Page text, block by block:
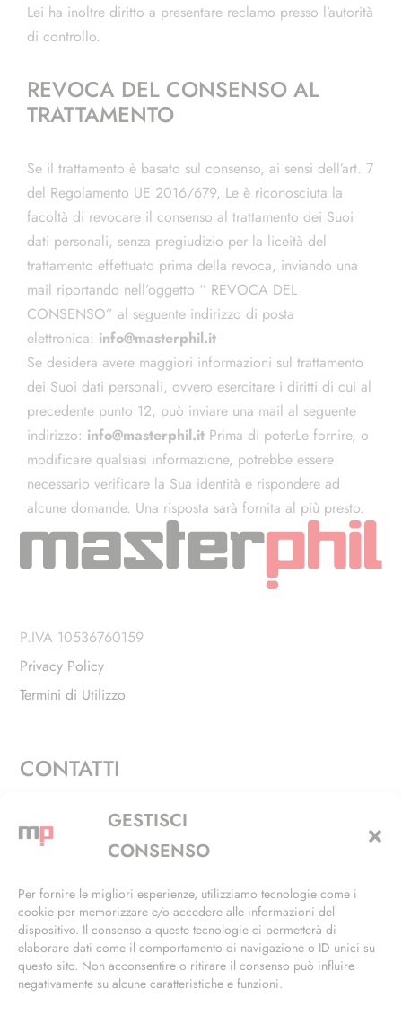
GESTISCI
CONSENSO
Per fornire le migliori esperienze, utilizziamo tecnologie come i
cookie per memorizzare e/o accedere alle informazioni del
dispositivo. Il consenso a queste tecnologie ci permetterà di
elaborare dati come il comportamento di navigazione o ID unici su
questo sito. Non acconsentire o ritirare il consenso può influire
negativamente su alcune caratteristiche e funzioni.
Lei ha inoltre diritto a presentare reclamo presso l’autorità
di controllo.
REVOCA DEL CONSENSO AL
TRATTAMENTO
Se il trattamento è basato sul consenso, ai sensi dell’art. 7
del Regolamento UE 2016/679, Le è riconosciuta la
facoltà di revocare il consenso al trattamento dei Suoi
dati personali, senza pregiudizio per la liceità del
trattamento effettuato prima della revoca, inviando una
mail riportando nell’oggetto “ REVOCA DEL
CONSENSO” al seguente indirizzo di posta
elettronica: info@masterphil.it
Se desidera avere maggiori informazioni sul trattamento
dei Suoi dati personali, ovvero esercitare i diritti di cui al
precedente punto 12, può inviare una mail al seguente
indirizzo: info@masterphil.itPrima di poterLe fornire, o
modificare qualsiasi informazione, potrebbe essere
necessario verificare la Sua identità e rispondere ad
alcune domande. Una risposta sarà fornita al più presto.
P.IVA 10536760159
Privacy Policy
Termini di Utilizzo
CONTATTI
Via Alfieri, 27 - Trezzano Sul Naviglio (MI)
+39 02 4846 3155
info@masterphil.it